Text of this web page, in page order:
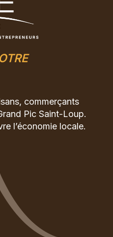
commerçants
Pic Saint-Loup.
l’économie locale.